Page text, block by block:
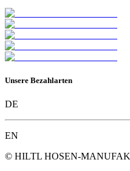
Unsere Bezahlarten
DE
EN
© HILTL HOSEN-